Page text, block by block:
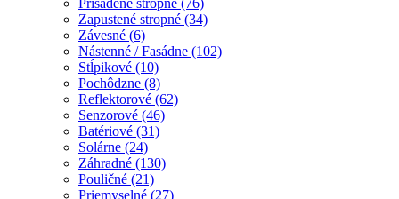
Prisadené stropné (76)
Zapustené stropné (34)
Závesné (6)
Nástenné / Fasádne (102)
Stĺpikové (10)
Pochôdzne (8)
Reflektorové (62)
Senzorové (46)
Batériové (31)
Solárne (24)
Záhradné (130)
Pouličné (21)
Priemyselné (27)